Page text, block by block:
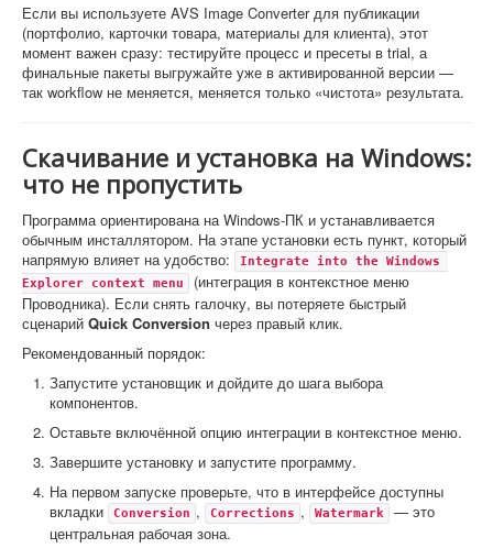
Если вы используете AVS Image Converter для публикации
(портфолио, карточки товара, материалы для клиента), этот
момент важен сразу: тестируйте процесс и пресеты в trial, а
финальные пакеты выгружайте уже в активированной версии —
так workflow не меняется, меняется только «чистота» результата.
Скачивание и установка на Windows:
что не пропустить
Программа ориентирована на Windows-ПК и устанавливается
обычным инсталлятором. На этапе установки есть пункт, который
напрямую влияет на удобство:
Integrate into the Windows
Explorer context menu
(интеграция в контекстное меню
Проводника). Если снять галочку, вы потеряете быстрый
сценарий Quick Conversion через правый клик.
Рекомендованный порядок:
Запустите установщик и дойдите до шага выбора
компонентов.
Оставьте включённой опцию интеграции в контекстное меню.
Завершите установку и запустите программу.
На первом запуске проверьте, что в интерфейсе доступны
вкладки
Conversion , Corrections , Watermark
— это
центральная рабочая зона.